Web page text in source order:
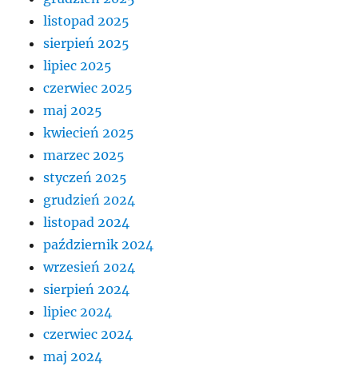
listopad 2025
sierpień 2025
lipiec 2025
czerwiec 2025
maj 2025
kwiecień 2025
marzec 2025
styczeń 2025
grudzień 2024
listopad 2024
październik 2024
wrzesień 2024
sierpień 2024
lipiec 2024
czerwiec 2024
maj 2024